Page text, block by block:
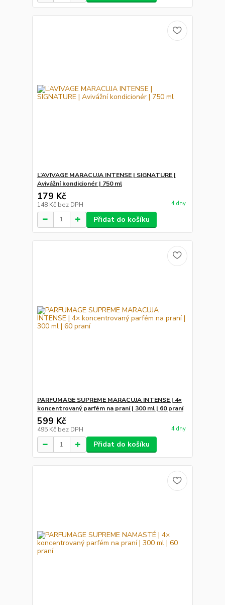
L’AVIVAGE MARACUJA INTENSE | SIGNATURE |
Avivážní kondicionér | 750 ml
179 Kč
148 Kč bez DPH 4 dny
Přidat do košíku
PARFUMAGE SUPREME MARACUJA INTENSE | 4×
koncentrovaný parfém na praní | 300 ml | 60 praní
599 Kč
495 Kč bez DPH 4 dny
Přidat do košíku